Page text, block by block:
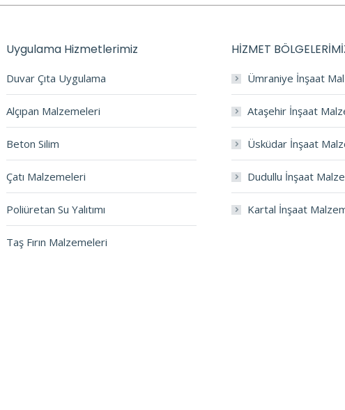
Uygulama Hizmetlerimiz
Duvar Çıta Uygulama
Alçıpan Malzemeleri
Beton Silim
Çatı Malzemeleri
Poliüretan Su Yalıtımı
Taş Fırın Malzemeleri
HİZMET
Ümraniye İnşaat
Ataşehir İnşaat
Üsküdar İnşaat
Dudullu İnşaat
Kartal İnşaat